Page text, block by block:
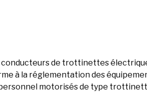
de trottinettes
à la réglementation des
motorisés de type